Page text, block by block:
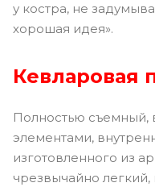
у костра, не
хорошая идея».
Кевларовая
Полностью съемный,
элементами,
изготовленного из
чрезвычайно